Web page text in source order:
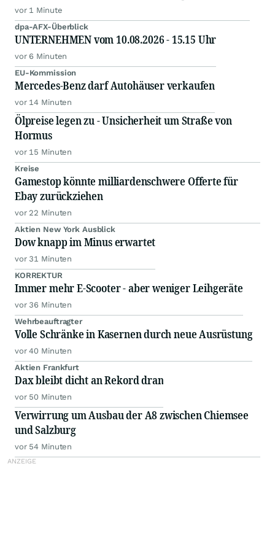
vor 1 Minute
dpa-AFX-Überblick
UNTERNEHMEN vom 10.08.2026 - 15.15 Uhr
vor 6 Minuten
EU-Kommission
Mercedes-Benz darf Autohäuser verkaufen
vor 14 Minuten
Ölpreise legen zu - Unsicherheit um Straße von
Hormus
vor 15 Minuten
Kreise
Gamestop könnte milliardenschwere Offerte für
Ebay zurückziehen
vor 22 Minuten
Aktien New York Ausblick
Dow knapp im Minus erwartet
vor 31 Minuten
KORREKTUR
Immer mehr E-Scooter - aber weniger Leihgeräte
vor 36 Minuten
Wehrbeauftragter
Volle Schränke in Kasernen durch neue Ausrüstung
vor 40 Minuten
Aktien Frankfurt
Dax bleibt dicht an Rekord dran
vor 50 Minuten
Verwirrung um Ausbau der A8 zwischen Chiemsee
und Salzburg
vor 54 Minuten